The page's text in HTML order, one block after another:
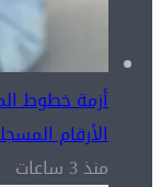
أزمة خطوط
الأرقام
منذ 3 ساعات